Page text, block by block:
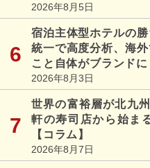
2026年8月5日
宿泊主体型ホテルの
統一で高度分析、海
こと自体がブランドに
2026年8月3日
世界の富裕層が北九
軒の寿司店から始ま
【コラム】
2026年8月7日